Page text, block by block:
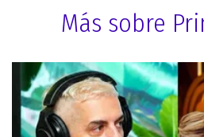
Más sobre